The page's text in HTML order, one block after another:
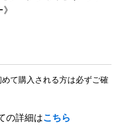
て購入される方は必ずご確
の詳細はこちら